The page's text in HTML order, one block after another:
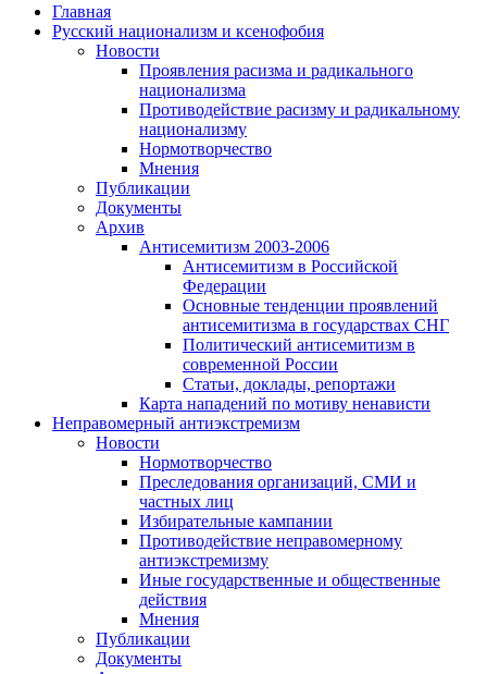
Главная
Русский национализм и ксенофобия
Новости
Проявления расизма и радикального
национализма
Противодействие расизму и радикальному
национализму
Нормотворчество
Мнения
Публикации
Документы
Архив
Антисемитизм 2003-2006
Антисемитизм в Российской
Федерации
Основные тенденции проявлений
антисемитизма в государствах СНГ
Политический антисемитизм в
современной России
Статьи, доклады, репортажи
Карта нападений по мотиву ненависти
Неправомерный антиэкстремизм
Новости
Нормотворчество
Преследования организаций, СМИ и
частных лиц
Избирательные кампании
Противодействие неправомерному
антиэкстремизму
Иные государственные и общественные
действия
Мнения
Публикации
Документы